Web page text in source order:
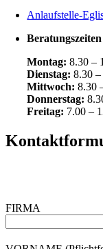
Anlaufstelle-
Montag:8.30 –
Dienstag:8.30
Mittwoch:8.30
Donnerstag:
Freitag: 7.00 –
FIRMA